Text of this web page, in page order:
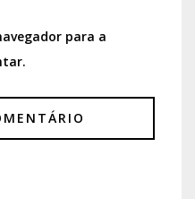
para a